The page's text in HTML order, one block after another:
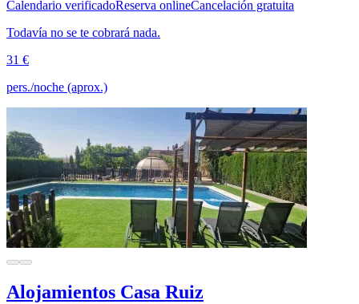
Calendario verificadoReserva onlineCancelación gratuita
Todavía no se te cobrará nada.
31 €
pers./noche (aprox.)
Alojamientos Casa Ruiz